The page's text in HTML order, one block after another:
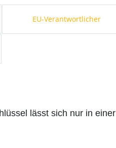
EU-Verantwortlicher
lässt sich nur in einer